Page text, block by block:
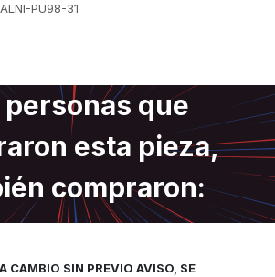
ALNI-PU98-31
personas que
esta pieza,
compraron:
CAMBIO SIN PREVIO AVISO, SE